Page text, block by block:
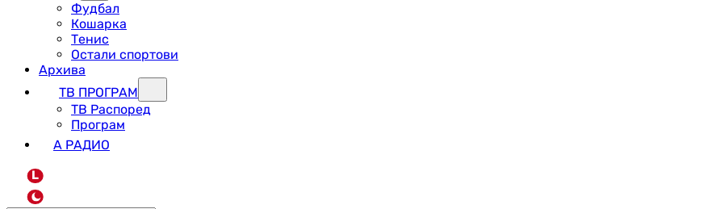
Фудбал
Кошарка
Тенис
Остали спортови
Архива
ТВ ПРОГРАМ
ТВ Распоред
Програм
А РАДИО
L